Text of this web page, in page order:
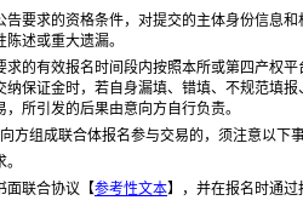
告要求的资格条件，对提交的主体身份信息
述或重大遗漏。
求的有效报名时间段内按照本所或第四产权
纳保证金时，若自身漏填、错填、不规范填
所引发的后果由意向方自行负责。
方组成联合体报名参与交易的，须注意以下
面联合协议【参考性文本】，并在报名时通过